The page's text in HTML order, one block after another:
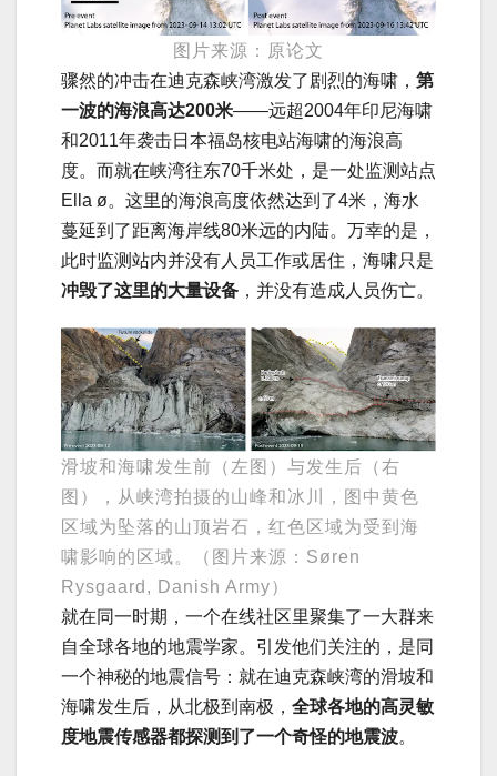
图片来源：原论文
骤然的冲击在迪克森峡湾激发了剧烈的海啸， 第
一波的海浪高达200米——远超2004年印尼海啸
和2011年袭击日本福岛核电站海啸的海浪高
度。而就在峡湾往东70千米处，是一处监测站点
Ella ø。这里的海浪高度依然达到了4米，海水
蔓延到了距离海岸线80米远的内陆。万幸的是，
此时监测站内并没有人员工作或居住，海啸只是
冲毁了这里的大量设备 ，并没有造成人员伤亡。
滑坡和海啸发生前（左图）与发生后（右
图），从峡湾拍摄的山峰和冰川，图中黄色
区域为坠落的山顶岩石，红色区域为受到海
啸影响的区域。（图片来源：Søren
Rysgaard, Danish Army）
就在同一时期，一个在线社区里聚集了一大群来
自全球各地的地震学家。引发他们关注的，是同
一个神秘的地震信号：就在迪克森峡湾的滑坡和
海啸发生后，从北极到南极， 全球各地的高灵敏
度地震传感器都探测到了一个奇怪的地震波。